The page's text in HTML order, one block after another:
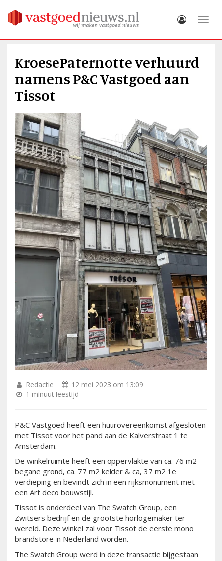
KroesePaternotte verhuurd
namens P&C Vastgoed aan
Tissot
Redactie
12 mei 2023 om 13:09
1 minuut leestijd
P&C Vastgoed heeft een huurovereenkomst afgesloten
met Tissot voor het pand aan de Kalverstraat 1 te
Amsterdam.
De winkelruimte heeft een oppervlakte van ca. 76 m2
begane grond, ca. 77 m2 kelder & ca, 37 m2 1e
verdieping en bevindt zich in een rijksmonument met
een Art deco bouwstijl.
Tissot is onderdeel van The Swatch Group, een
Zwitsers bedrijf en de grootste horlogemaker ter
wereld. Deze winkel zal voor Tissot de eerste mono
brandstore in Nederland worden.
The Swatch Group werd in deze transactie bijgestaan